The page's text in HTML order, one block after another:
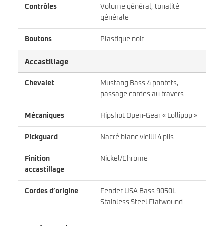
Contrôles
Volume général, tonalité
générale
Boutons Plastique noir
Accastillage
Chevalet
Mustang Bass 4 pontets,
passage cordes au travers
Mécaniques Hipshot Open-Gear « Lollipop »
Pickguard Nacré blanc vieilli 4 plis
Finition
accastillage
Nickel/Chrome
Cordes d’origine
Fender USA Bass 9050L
Stainless Steel Flatwound